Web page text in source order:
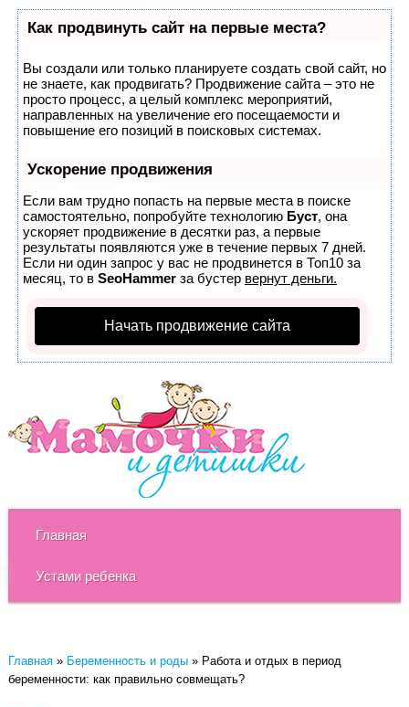
Как продвинуть сайт на первые места?
Вы создали или только планируете создать свой сайт, но
не знаете, как продвигать? Продвижение сайта – это не
просто процесс, а целый комплекс мероприятий,
направленных на увеличение его посещаемости и
повышение его позиций в поисковых системах.
Ускорение продвижения
Если вам трудно попасть на первые места в поиске
самостоятельно, попробуйте технологию Буст, она
ускоряет продвижение в десятки раз, а первые
результаты появляются уже в течение первых 7 дней.
Если ни один запрос у вас не продвинется в Топ10 за
месяц, то в SeoHammerза бустер вернут деньги.
Начать продвижение сайта
Главная
Устами ребенка
Главная» Беременность и роды» Работа и отдых в период
беременности: как правильно совмещать?